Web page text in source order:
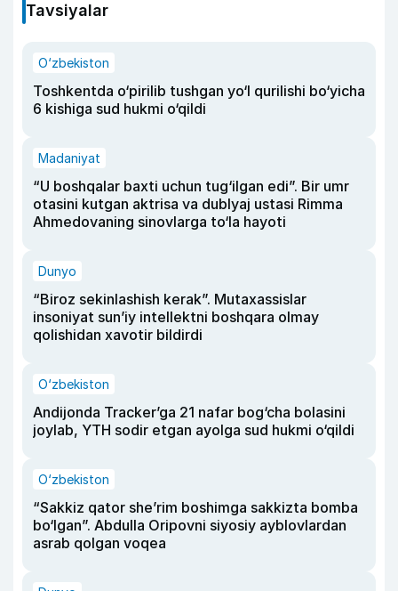
Tavsiyalar
O‘zbekiston
Toshkentda o‘pirilib tushgan yo‘l qurilishi bo‘yicha
6 kishiga sud hukmi o‘qildi
Madaniyat
“U boshqalar baxti uchun tug‘ilgan edi”. Bir umr
otasini kutgan aktrisa va dublyaj ustasi Rimma
Ahmedovaning sinovlarga to‘la hayoti
Dunyo
“Biroz sekinlashish kerak”. Mutaxassislar
insoniyat sun’iy intellektni boshqara olmay
qolishidan xavotir bildirdi
O‘zbekiston
Andijonda Tracker’ga 21 nafar bog‘cha bolasini
joylab, YTH sodir etgan ayolga sud hukmi o‘qildi
O‘zbekiston
“Sakkiz qator she’rim boshimga sakkizta bomba
bo‘lgan”. Abdulla Oripovni siyosiy ayblovlardan
asrab qolgan voqea